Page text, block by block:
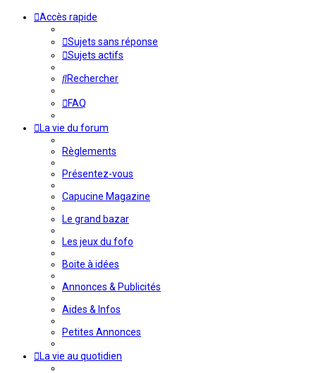
Accès rapide
Sujets sans réponse
Sujets actifs
Rechercher
FAQ
La vie du forum
Règlements
Présentez-vous
Capucine Magazine
Le grand bazar
Les jeux du fofo
Boite à idées
Annonces & Publicités
Aides & Infos
Petites Annonces
La vie au quotidien